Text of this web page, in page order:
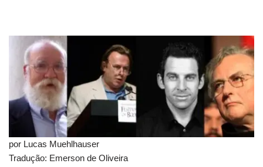
por Lucas Muehlhauser
Tradução: Emerson de Oliveira